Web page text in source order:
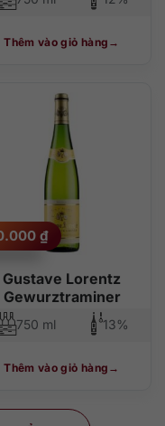
Thêm vào giỏ hàng
Gustave Lorentz
Gewurztraminer
₫
750 ml 13%
Thêm vào giỏ hàng